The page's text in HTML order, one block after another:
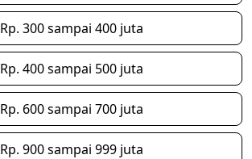
Rp. 300 sampai 400 juta
Rp. 400 sampai 500 juta
Rp. 600 sampai 700 juta
Rp. 900 sampai 999 juta